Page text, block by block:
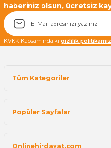
haberiniz olsun, ücretsiz
KVKK Kapsamında ki gizlilik
Tüm Kategoriler
Popüler Sayfalar
Onlinehirdavat.com